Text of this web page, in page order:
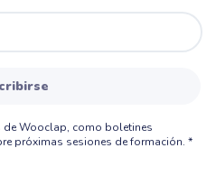
de Wooclap, como boletines
próximas sesiones de formación. *